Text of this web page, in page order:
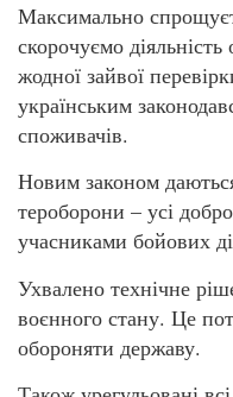
Максимально
скорочуємо
жодної зайвої
українським
споживачів.
Новим законом
тероборони – усі
учасниками бойових
Ухвалено технічне
воєнного стану. Це
обороняти державу.